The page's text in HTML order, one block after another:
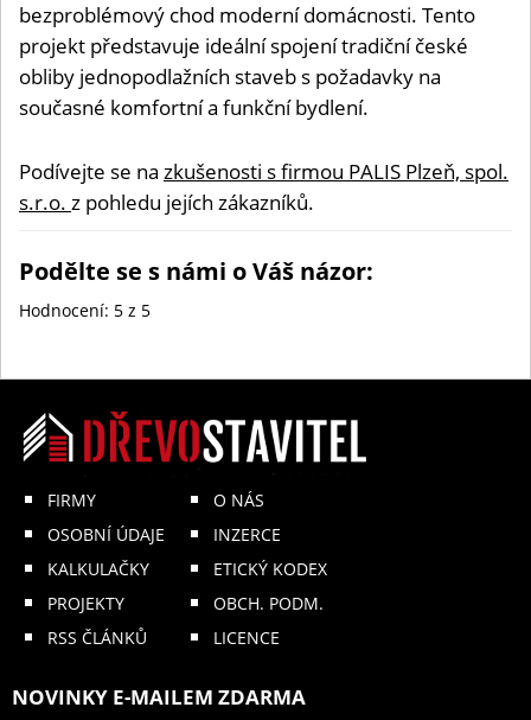
bezproblémový chod moderní domácnosti. Tento
projekt představuje ideální spojení tradiční české
obliby jednopodlažních staveb s požadavky na
současné komfortní a funkční bydlení.
Podívejte se na zkušenosti s firmou PALIS Plzeň, spol.
s.r.o. z pohledu jejích zákazníků.
Podělte se s námi o Váš názor:
Hodnocení: 5 z 5
FIRMY
OSOBNÍ ÚDAJE
KALKULAČKY
PROJEKTY
RSS ČLÁNKŮ
O NÁS
INZERCE
ETICKÝ KODEX
OBCH. PODM.
LICENCE
NOVINKY E-MAILEM ZDARMA